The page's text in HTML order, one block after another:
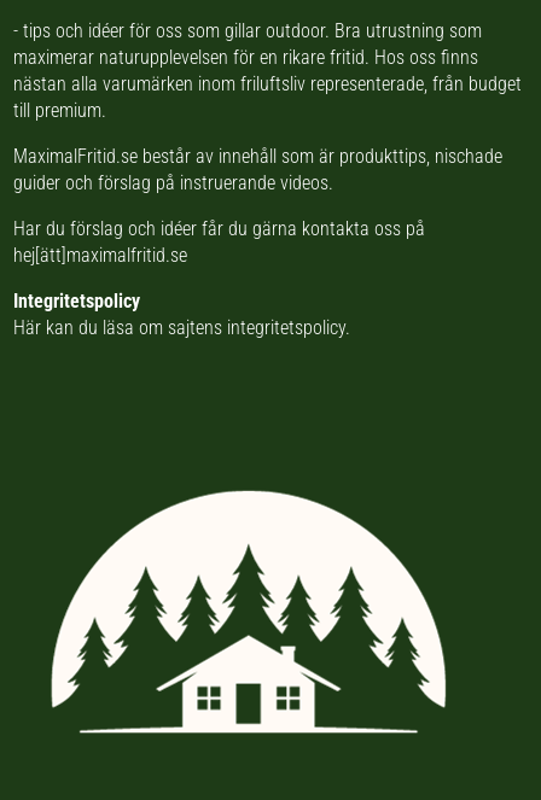
- tips och idéer för oss som gillar outdoor. Bra utrustning som
maximerar naturupplevelsen för en rikare fritid. Hos oss finns
nästanalla varumärken inom friluftsliv representerade, från budget
till premium.
MaximalFritid.se består av innehåll som är produkttips, nischade
guider och förslag på instruerande videos.
Har du förslag och idéer får du gärna kontakta oss på
hej[ätt]maximalfritid.se
Integritetspolicy
Här kan du läsa om sajtens integritetspolicy.